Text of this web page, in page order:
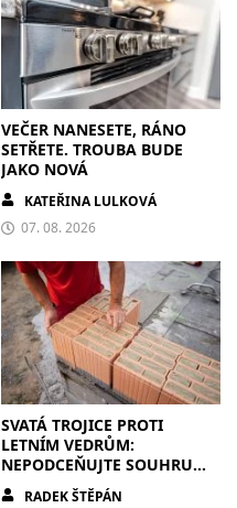
VEČER NANESETE, RÁNO
SETŘETE. TROUBA BUDE
JAKO NOVÁ
KATEŘINA LULKOVÁ
07. 08. 2026
SVATÁ TROJICE PROTI
LETNÍM VEDRŮM:
NEPODCEŇUJTE SOUHRU
ZDIVA A STÍNĚNÍ
RADEK ŠTĚPÁN